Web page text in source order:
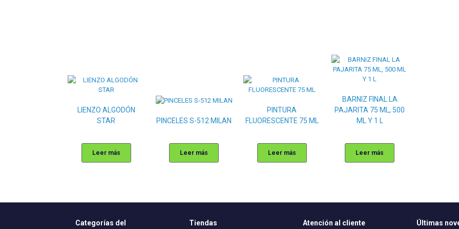
LIENZO ALGODÓN
STAR
Leer más
PINCELES S-512 MILAN
Leer más
PINTURA
FLUORESCENTE 75 ML
Leer más
BARNIZ FINAL LA
PAJARITA 75 ML, 500
ML Y 1 L
Leer más
Categorías del Tiendas Atención al cliente Últimas